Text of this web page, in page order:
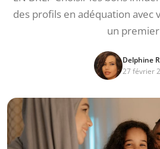
des profils en adéquation avec
un premier
Delphine
27 février